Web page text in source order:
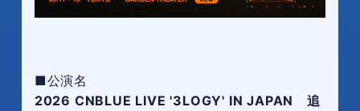
■公演名
2026 CNBLUE LIVE '3LOGY' IN JAPAN 追